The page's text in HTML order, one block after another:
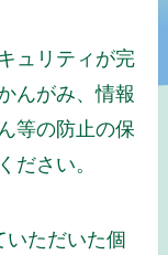
ュリティが完
んがみ、情報
等の防止の保
ださい。
いただいた個